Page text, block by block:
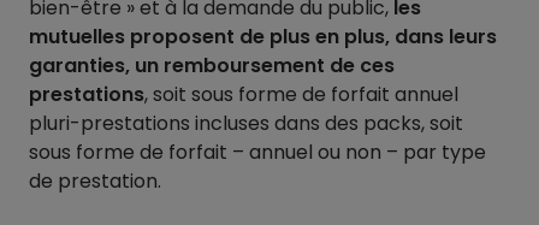
bien-être » et à la demande du public, les
mutuelles proposent de plus en plus, dans leurs
garanties, un remboursement de ces
prestations, soit sous forme de forfait annuel
pluri-prestations incluses dans des packs, soit
sous forme de forfait – annuel ou non – par type
de prestation.